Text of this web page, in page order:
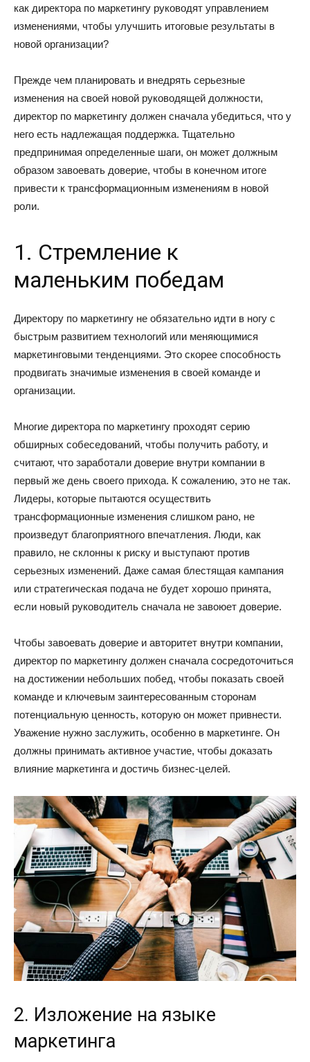
как директора по маркетингу руководят управлением
изменениями, чтобы улучшить итоговые результаты в
новой организации?
Прежде чем планировать и внедрять серьезные
изменения на своей новой руководящей должности,
директор по маркетингу должен сначала убедиться, что у
него есть надлежащая поддержка. Тщательно
предпринимая определенные шаги, он может должным
образом завоевать доверие, чтобы в конечном итоге
привести к трансформационным изменениям в новой
роли.
1. Стремление к
маленьким победам
Директору по маркетингу не обязательно идти в ногу с
быстрым развитием технологий или меняющимися
маркетинговыми тенденциями. Это скорее способность
продвигать значимые изменения в своей команде и
организации.
Многие директора по маркетингу проходят серию
обширных собеседований, чтобы получить работу, и
считают, что заработали доверие внутри компании в
первый же день своего прихода. К сожалению, это не так.
Лидеры, которые пытаются осуществить
трансформационные изменения слишком рано, не
произведут благоприятного впечатления. Люди, как
правило, не склонны к риску и выступают против
серьезных изменений. Даже самая блестящая кампания
или стратегическая подача не будет хорошо принята,
если новый руководитель сначала не завоюет доверие.
Чтобы завоевать доверие и авторитет внутри компании,
директор по маркетингу должен сначала сосредоточиться
на достижении небольших побед, чтобы показать своей
команде и ключевым заинтересованным сторонам
потенциальную ценность, которую он может привнести.
Уважение нужно заслужить, особенно в маркетинге. Он
должны принимать активное участие, чтобы доказать
влияние маркетинга и достичь бизнес-целей.
2. Изложение на языке
маркетинга